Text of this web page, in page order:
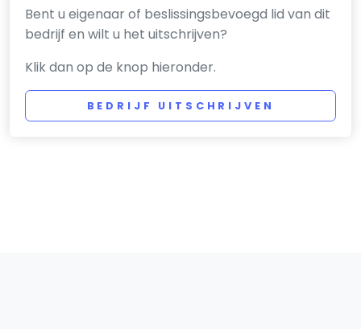
Bent u eigenaar of beslissingsbevoegd lid van dit
bedrijf en wilt u het uitschrijven?
Klik dan op de knop hieronder.
BEDRIJF UITSCHRIJVEN